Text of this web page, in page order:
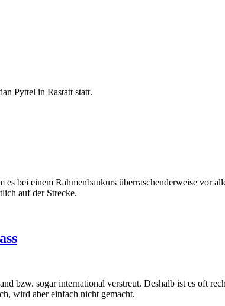
Pyttel in Rastatt statt.
bei einem Rahmenbaukurs überraschenderweise vor
auf der Strecke.
bzw. sogar international verstreut. Deshalb ist es oft
wird aber einfach nicht gemacht.